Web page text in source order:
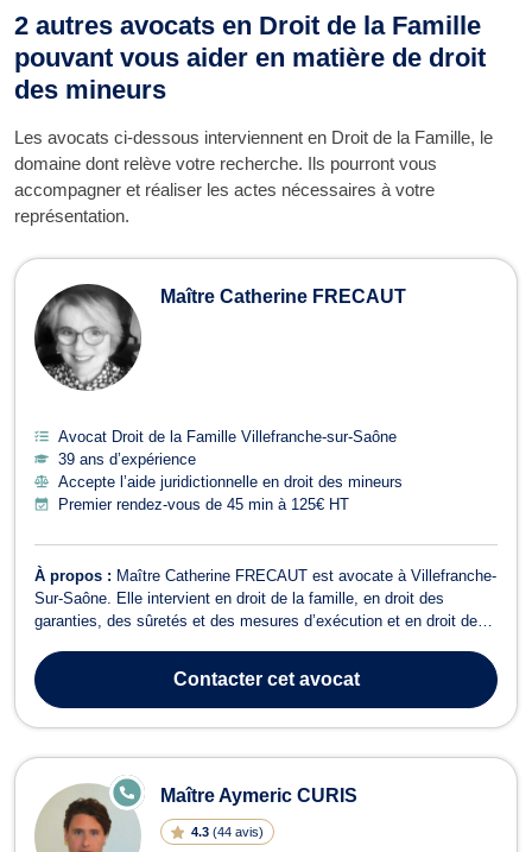
2 autres avocats en Droit de la Famille
pouvant vous aider en matière de droit
des mineurs
Les avocats ci-dessous interviennent en Droit de la Famille, le
domaine dont relève votre recherche. Ils pourront vous
accompagner et réaliser les actes nécessaires à votre
représentation.
Maître Catherine FRECAUT
Avocat Droit de la Famille Villefranche-sur-Saône
39 ans d’expérience
Accepte l’aide juridictionnelle en droit des mineurs
Premier rendez-vous de 45 min à 125€ HT
À propos : Maître Catherine FRECAUT est avocate à Villefranche-
Sur-Saône. Elle intervient en droit de la famille, en droit des
garanties, des sûretés et des mesures d’exécution et en droit de
assistance en droit de la famille lors de problématiques telles que
le divorce, ...
Contactercet avocat
Maître Aymeric CURIS
4.3 (44 avis)
E
N